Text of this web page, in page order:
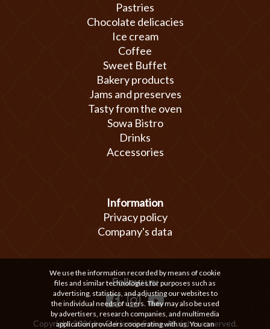
Pastries
Chocolate delicacies
Ice cream
Coffee
Sweet Buffet
Bakery products
Jams and preserves
Tasty from the oven
Sowa Bistro
Drinks
Accessories
Information
Privacy policy
Company's data
Follow us:
Copyright 2026 by Cukiernia Sowa. All rights reserved.
We use the information recorded by means of cookie
files and similar technologies for purposes such as
advertising, statistics, and adjusting our websites to
the individual needs of users. They may also be used
by advertisers, research companies, and multimedia
application providers cooperating with us. You can